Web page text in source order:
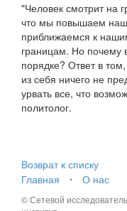
"Человек смотрит на
что мы повышаем
приближаемся к
границам. Но почему
порядке? Ответ в
из себя ничего не
урвать все, что
политолог.
Возврат к списку
Главная
⋅ О нас
© Сетевой